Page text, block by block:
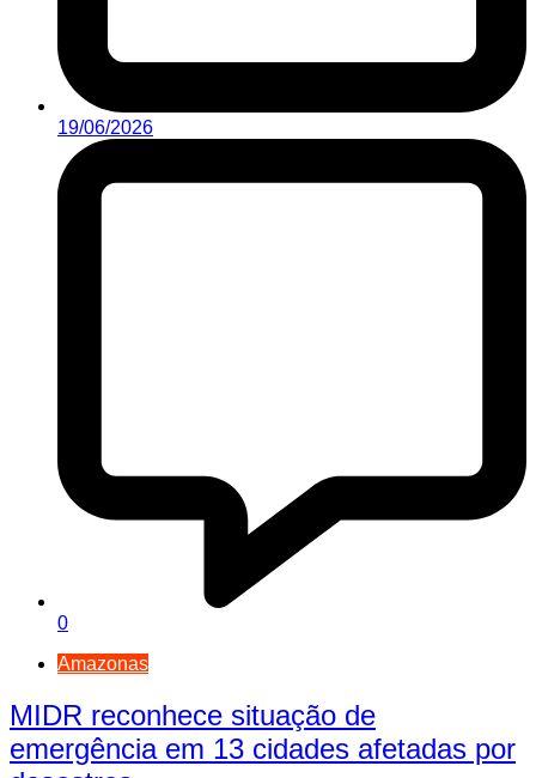
19/06/2026
0
Amazonas
MIDR reconhece situação de
emergência em 13 cidades afetadas por